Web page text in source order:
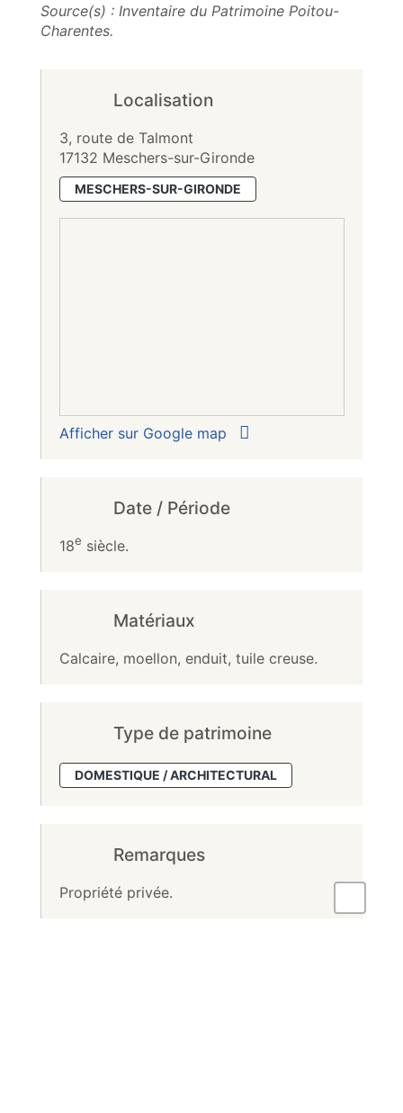
Source(s) : Inventaire du Patrimoine Poitou-
Charentes.
Localisation
3, route de Talmont
17132 Meschers-sur-Gironde
MESCHERS-SUR-GIRONDE
Afficher sur Google map
Date / Période
18e siècle.
Matériaux
Calcaire, moellon, enduit, tuile creuse.
Type de patrimoine
DOMESTIQUE / ARCHITECTURAL
Remarques
Propriété privée.